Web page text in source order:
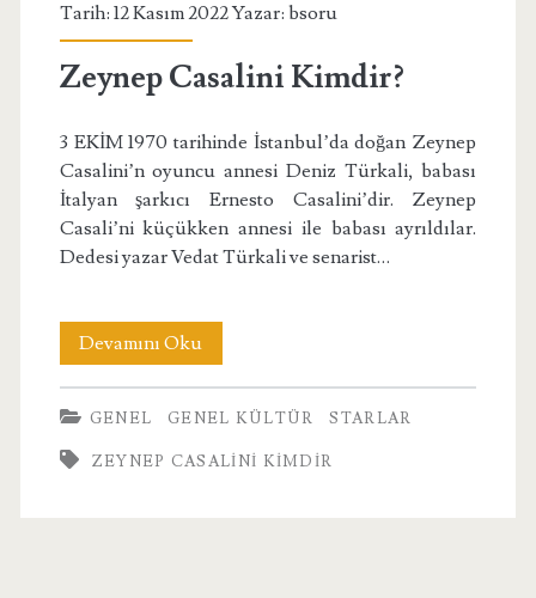
Tarih: 12 Kasım 2022 Yazar: bsoru
Zeynep Casalini Kimdir?
3 EKİM 1970 tarihinde İstanbul’da doğan Zeynep
Casalini’n oyuncu annesi Deniz Türkali, babası
İtalyan şarkıcı Ernesto Casalini’dir. Zeynep
Casali’ni küçükken annesi ile babası ayrıldılar.
Dedesi yazar Vedat Türkali ve senarist…
Devamını OkuZeynep
Casalini
Kimdir?
GENEL GENEL KÜLTÜR STARLAR
ZEYNEP CASALINI KIMDIR